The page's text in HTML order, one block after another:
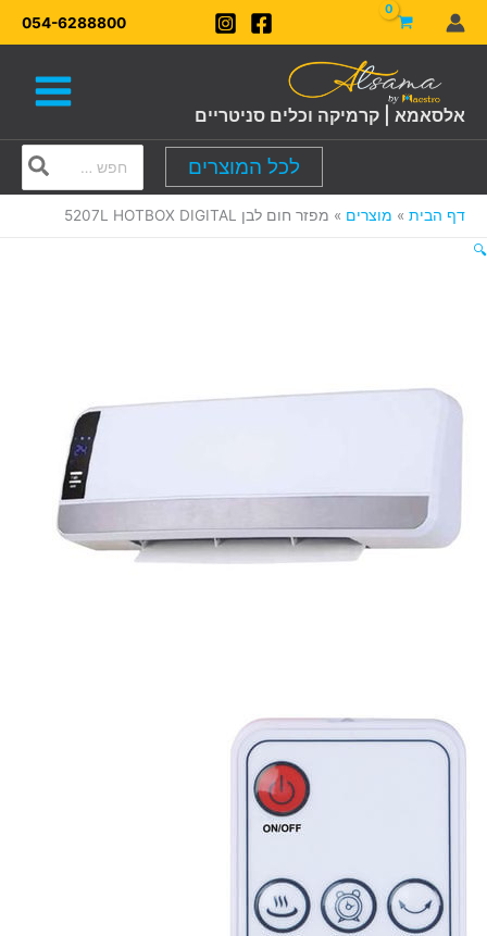
דילוג
לתוכן
054-6288800
אלסאמא | קרמיקה וכלים סניטריים
לכל המוצרים
for:
דף הבית מוצרים
מפזר חום לבן 5207L HOTBOX DIGITAL
🔍